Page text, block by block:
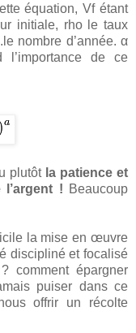
équation, Vf étant
initiale, rho le taux
nombre d’année. α
l’importance de ce
plutôt la patience et
l’argent ! Beaucoup
la mise en œuvre
discipliné et focalisé
comment épargner
puiser dans ce
offrir un récolte